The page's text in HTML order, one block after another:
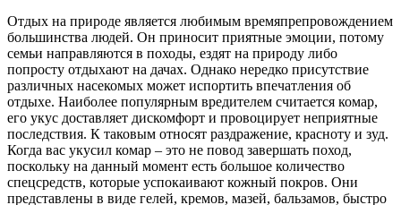
Отдых на природе является любимым времяпрепровождением
большинства людей. Он приносит приятные эмоции, потому
семьи направляются в походы, ездят на природу либо
попросту отдыхают на дачах. Однако нередко присутствие
различных насекомых может испортить впечатления об
отдыхе. Наиболее популярным вредителем считается комар,
его укус доставляет дискомфорт и провоцирует неприятные
последствия. К таковым относят раздражение, красноту и зуд.
Когда вас укусил комар – это не повод завершать поход,
поскольку на данный момент есть большое количество
спецсредств, которые успокаивают кожный покров. Они
представлены в виде гелей, кремов, мазей, бальзамов, быстро